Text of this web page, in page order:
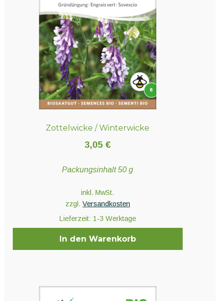
Zottelwicke / Winterwicke
3,05 €
Packungsinhalt 50 g
inkl. MwSt.
zzgl. Versandkosten
Lieferzeit: 1-3 Werktage
In den Warenkorb